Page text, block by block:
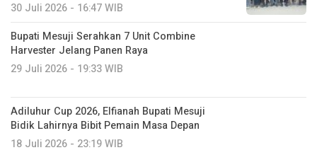
30 Juli 2026 - 16:47 WIB
Bupati Mesuji Serahkan 7 Unit Combine
Harvester Jelang Panen Raya
29 Juli 2026 - 19:33 WIB
Adiluhur Cup 2026, Elfianah Bupati Mesuji
Bidik Lahirnya Bibit Pemain Masa Depan
18 Juli 2026 - 23:19 WIB